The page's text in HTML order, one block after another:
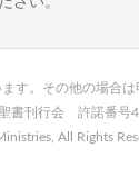
す。その他の場合は
書刊行会 許諾番号
All Rights